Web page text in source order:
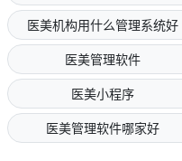
医美机构用什么管理系统好
医美管理软件
医美小程序
医美管理软件哪家好